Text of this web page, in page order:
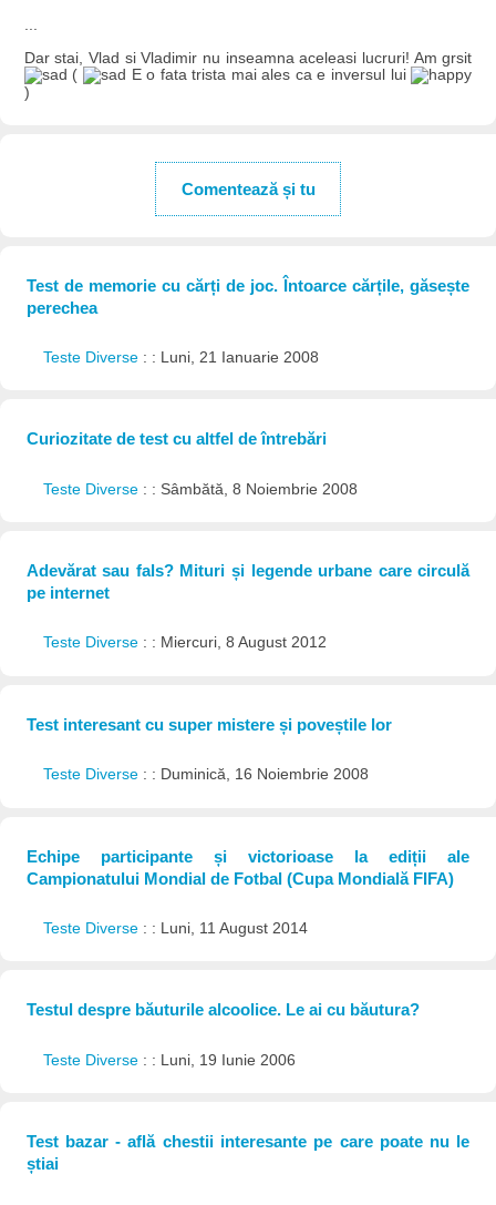
...
Dar stai, Vlad si Vladimir nu inseamna aceleasi lucruri! Am grsit
(
E o fata trista mai ales ca e inversul lui
)
Comentează și tu
Test de memorie cu cărți de joc. Întoarce cărțile, găsește
perechea
Teste Diverse : : Luni, 21 Ianuarie 2008
Curiozitate de test cu altfel de întrebări
Teste Diverse : : Sâmbătă, 8 Noiembrie 2008
Adevărat sau fals? Mituri și legende urbane care circulă
pe internet
Teste Diverse : : Miercuri, 8 August 2012
Test interesant cu super mistere și poveștile lor
Teste Diverse : : Duminică, 16 Noiembrie 2008
Echipe participante și victorioase la ediții ale
Campionatului Mondial de Fotbal (Cupa Mondială FIFA)
Teste Diverse : : Luni, 11 August 2014
Testul despre băuturile alcoolice. Le ai cu băutura?
Teste Diverse : : Luni, 19 Iunie 2006
Test bazar - află chestii interesante pe care poate nu le
știai